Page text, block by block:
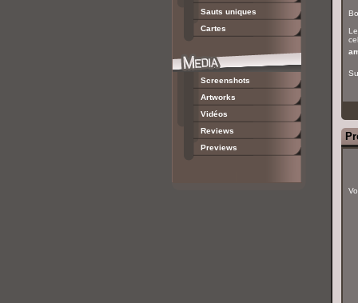
Sauts uniques
Cartes
Screenshots
Artworks
Vidéos
Reviews
Previews